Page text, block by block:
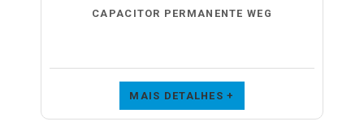
CAPACITOR PERMANENTE WEG
MAIS DETALHES +